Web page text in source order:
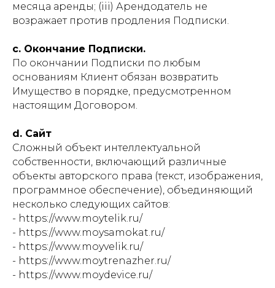
месяца аренды; (iii) Арендодатель не
возражает против продления Подписки.
c. Окончание Подписки.
По окончании Подписки по любым
основаниям Клиент обязан возвратить
Имущество в порядке, предусмотренном
настоящим Договором.
d. Сайт
Сложный объект интеллектуальной
собственности, включающий различные
объекты авторского права (текст, изображения,
программное обеспечение), объединяющий
несколько следующих сайтов:
- https://www.moytelik.ru/
- https://www.moysamokat.ru/
- https://www.moyvelik.ru/
- https://www.moytrenazher.ru/
- https://www.moydevice.ru/